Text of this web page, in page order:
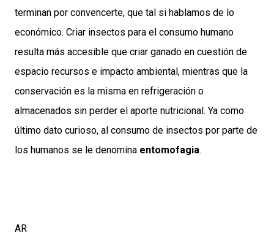
terminan por convencerte, que tal si hablamos de lo
económico. Criar insectos para el consumo humano
resulta más accesible que criar ganado en cuestión de
espacio recursos e impacto ambiental, mientras que la
conservación es la misma en refrigeración o
almacenados sin perder el aporte nutricional. Ya como
último dato curioso, al consumo de insectos por parte de
los humanos se le denomina entomofagia.
AR